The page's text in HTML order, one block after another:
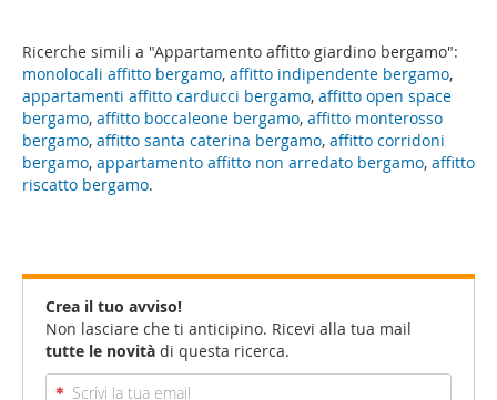
Ricerche simili a "Appartamento affitto giardino bergamo":
monolocali affitto bergamo, affitto indipendente bergamo,
appartamenti affitto carducci bergamo, affitto open space
bergamo, affitto boccaleone bergamo, affitto monterosso
bergamo, affitto santa caterina bergamo, affitto corridoni
bergamo, appartamento affitto non arredato bergamo, affitto
riscatto bergamo.
Crea il tuo avviso!
Non lasciare che ti anticipino. Ricevi alla tua mail
tutte le novità di questa ricerca.